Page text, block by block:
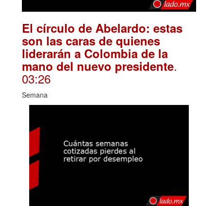
El círculo de Abelardo: estas
son las caras de quienes
liderarán a Colombia de la
mano del nuevo presidente.
03:26
Semana